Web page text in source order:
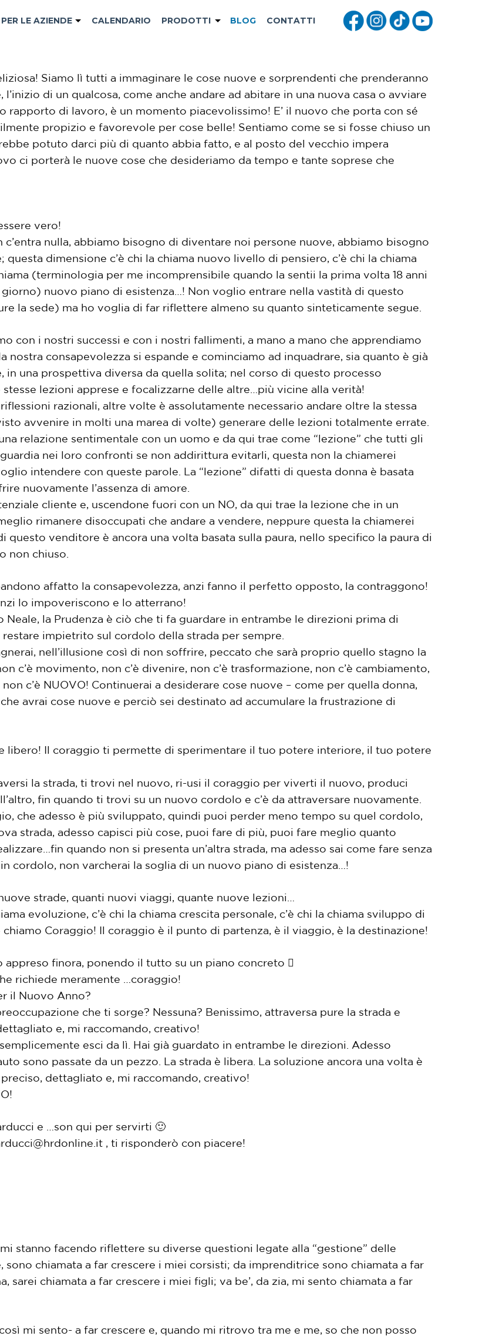
PER LE AZIENDE CALENDARIO PRODOTTI BLOG CONTATTI
Siamo lì tutti a immaginare le cose nuove e sorprendenti che prenderanno
di un qualcosa, come anche andare ad abitare in una nuova casa o avviare
di lavoro, è un momento piacevolissimo! E’ il nuovo che porta con sé
propizio e favorevole per cose belle! Sentiamo come se si fosse chiuso un
potuto darci più di quanto abbia fatto, e al posto del vecchio impera
ci porterà le nuove cose che desideriamo da tempo e tante soprese che
vero!
c’entra nulla, abbiamo bisogno di diventare noi persone nuove, abbiamo bisogno
dimensione c’è chi la chiama nuovo livello di pensiero, c’è chi la chiama
(terminologia per me incomprensibile quando la sentii la prima volta 18 anni
nuovo piano di esistenza…! Non voglio entrare nella vastità di questo
la sede) ma ho voglia di far riflettere almeno su quanto sinteticamente segue.
con i nostri successi e con i nostri fallimenti, a mano a mano che apprendiamo
nostra consapevolezza si espande e cominciamo ad inquadrare, sia quanto è già
in una prospettiva diversa da quella solita; nel corso di questo processo
lezioni apprese e focalizzarne delle altre…più vicine alla verità!
razionali, altre volte è assolutamente necessario andare oltre la stessa
avvenire in molti una marea di volte) generare delle lezioni totalmente errate.
relazione sentimentale con un uomo e da qui trae come “lezione” che tutti gli
nei loro confronti se non addirittura evitarli, questa non la chiamerei
intendere con queste parole. La “lezione” difatti di questa donna è basata
nuovamente l’assenza di amore.
cliente e, uscendone fuori con un NO, da qui trae la lezione che in un
rimanere disoccupati che andare a vendere, neppure questa la chiamerei
questo venditore è ancora una volta basata sulla paura, nello specifico la paura di
non chiuso.
affatto la consapevolezza, anzi fanno il perfetto opposto, la contraggono!
lo impoveriscono e lo atterrano!
Neale, la Prudenza è ciò che ti fa guardare in entrambe le direzioni prima di
impietrito sul cordolo della strada per sempre.
nell’illusione così di non soffrire, peccato che sarà proprio quello stagno la
c’è movimento, non c’è divenire, non c’è trasformazione, non c’è cambiamento,
c’è NUOVO! Continuerai a desiderare cose nuove – come per quella donna,
avrai cose nuove e perciò sei destinato ad accumulare la frustrazione di
libero! Il coraggio ti permette di sperimentare il tuo potere interiore, il tuo potere
la strada, ti trovi nel nuovo, ri-usi il coraggio per viverti il nuovo, produci
fin quando ti trovi su un nuovo cordolo e c’è da attraversare nuovamente.
che adesso è più sviluppato, quindi puoi perder meno tempo su quel cordolo,
strada, adesso capisci più cose, puoi fare di più, puoi fare meglio quanto
quando non si presenta un’altra strada, ma adesso sai come fare senza
cordolo, non varcherai la soglia di un nuovo piano di esistenza…!
strade, quanti nuovi viaggi, quante nuove lezioni…
evoluzione, c’è chi la chiama crescita personale, c’è chi la chiama sviluppo di
Coraggio! Il coraggio è il punto di partenza, è il viaggio, è la destinazione!
finora, ponendo il tutto su un piano concreto 
richiede meramente …coraggio!
il Nuovo Anno?
che ti sorge? Nessuna? Benissimo, attraversa pure la strada e
e, mi raccomando, creativo!
esci da lì. Hai già guardato in entrambe le direzioni. Adesso
sono passate da un pezzo. La strada è libera. La soluzione ancora una volta è
dettagliato e, mi raccomando, creativo!
e …son qui per servirti 🙂
, ti risponderò con piacere!
stanno facendo riflettere su diverse questioni legate alla “gestione” delle
chiamata a far crescere i miei corsisti; da imprenditrice sono chiamata a far
sarei chiamata a far crescere i miei figli; va be’, da zia, mi sento chiamata a far
mi sento- a far crescere e, quando mi ritrovo tra me e me, so che non posso